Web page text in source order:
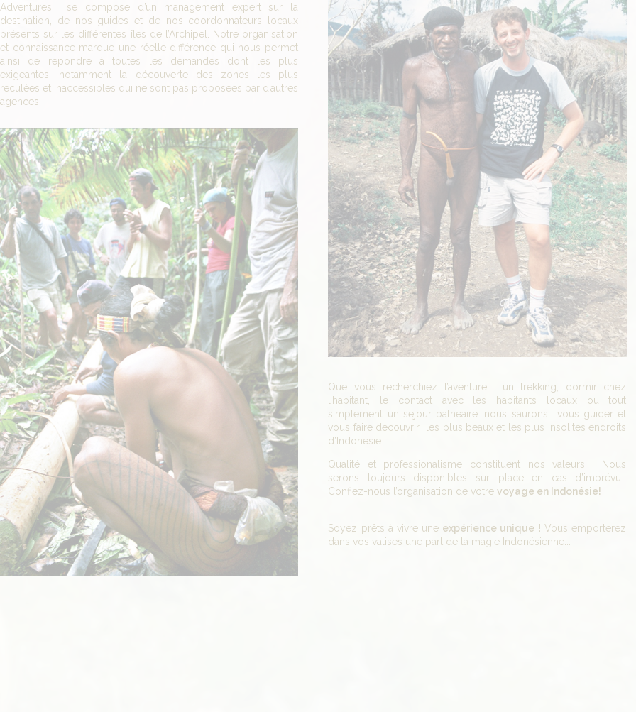
Adventures se compose d’un management expert sur la
destination, de nos guides et de nos coordonnateurs locaux
présents sur les différentes îles de l’Archipel. Notre organisation
et connaissance marque une réelle différence qui nous permet
ainsi de répondre à toutes les demandes dont les plus
exigeantes, notamment la découverte des zones les plus
reculées et inaccessibles qui ne sont pas proposées par d’autres
agences
Que vous recherchiez l’aventure, un trekking, dormir chez
l’habitant, le contact avec les habitants locaux ou tout
simplement un sejour balnéaire...nous saurons vous guider et
vous faire decouvrir les plus beaux et les plus insolites endroits
d’Indonésie.
Qualité et professionalisme constituent nos valeurs. Nous
serons toujours disponibles sur place en cas d’imprévu.
Confiez-nous l’organisation de votrevoyage en Indonésie!
Soyez prêts à vivre une expérience unique ! Vous emporterez
dans vos valises une part de la magie Indonésienne...